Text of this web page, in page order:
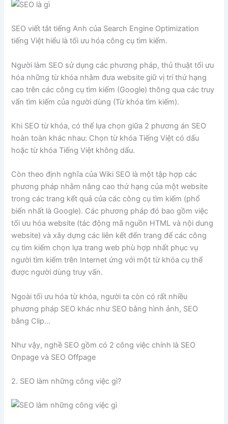
SEO viết tắt tiếng Anh của Search Engine Optimization
tiếng Việt hiểu là tối ưu hóa công cụ tìm kiếm.
Người làm SEO sử dụng các phương pháp, thủ thuật tối ưu
hóa những từ khóa nhằm đưa website giữ vị trí thứ hạng
cao trên các công cụ tìm kiếm (Google) thông qua các truy
vấn tìm kiếm của người dùng (Từ khóa tìm kiếm).
Khi SEO từ khóa, có thể lựa chọn giữa 2 phương án SEO
hoàn toàn khác nhau: Chọn từ khóa Tiếng Việt có dấu
hoặc từ khóa Tiếng Việt không dấu.
Còn theo định nghĩa của Wiki SEO là một tập hợp các
phương pháp nhằm nâng cao thứ hạng của một website
trong các trang kết quả của các công cụ tìm kiếm (phổ
biến nhất là Google). Các phương pháp đó bao gồm việc
tối ưu hóa website (tác động mã nguồn HTML và nội dung
website) và xây dựng các liên kết đến trang để các công
cụ tìm kiếm chọn lựa trang web phù hợp nhất phục vụ
người tìm kiếm trên Internet ứng với một từ khóa cụ thể
được người dùng truy vấn.
Ngoài tối ưu hóa từ khóa, người ta còn có rất nhiều
phương pháp SEO khác như SEO bằng hình ảnh, SEO
bằng Clip…
Như vậy, nghề SEO gồm có 2 công việc chính là SEO
Onpage và SEO Offpage
2. SEO làm những công việc gì?